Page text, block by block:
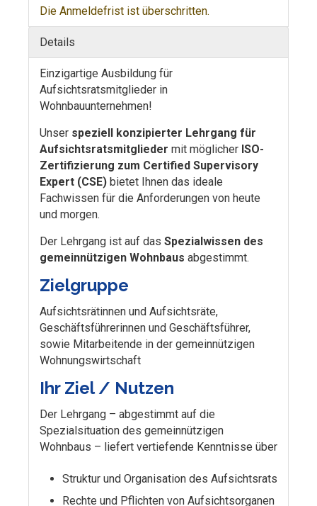
Die Anmeldefrist ist überschritten.
Details
Einzigartige Ausbildung für
Aufsichtsratsmitglieder in
Wohnbauunternehmen!
Unser speziell konzipierter Lehrgang für
Aufsichtsratsmitglieder mit möglicher ISO-
Zertifizierung zum Certified Supervisory
Expert (CSE) bietet Ihnen das ideale
Fachwissen für die Anforderungen von heute
und morgen.
Der Lehrgang ist auf das Spezialwissen des
gemeinnützigen Wohnbaus abgestimmt.
Zielgruppe
Aufsichtsrätinnen und Aufsichtsräte,
Geschäftsführerinnen und Geschäftsführer,
sowie Mitarbeitende in der gemeinnützigen
Wohnungswirtschaft
Ihr Ziel / Nutzen
Der Lehrgang – abgestimmt auf die
Spezialsituation des gemeinnützigen
Wohnbaus – liefert vertiefende Kenntnisse über
Struktur und Organisation des Aufsichtsrats
Rechte und Pflichten von Aufsichtsorganen